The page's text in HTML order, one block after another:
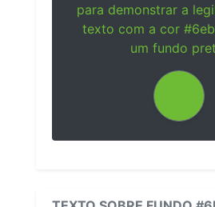
para demonstrar a
texto com a cor
um fundo